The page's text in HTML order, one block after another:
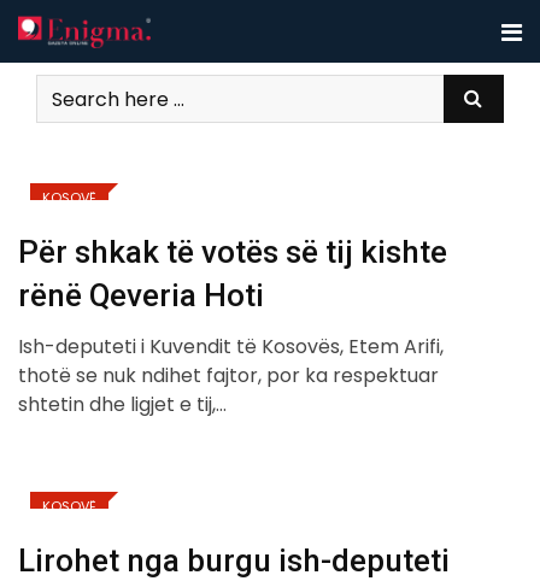
Skip
to
content
KOSOVË
Për shkak të votës së tij kishte
rënë Qeveria Hoti
Ish-deputeti i Kuvendit të Kosovës, Etem Arifi,
thotë se nuk ndihet fajtor, por ka respektuar
shtetin dhe ligjet e tij,…
KOSOVË
Lirohet nga burgu ish-deputeti